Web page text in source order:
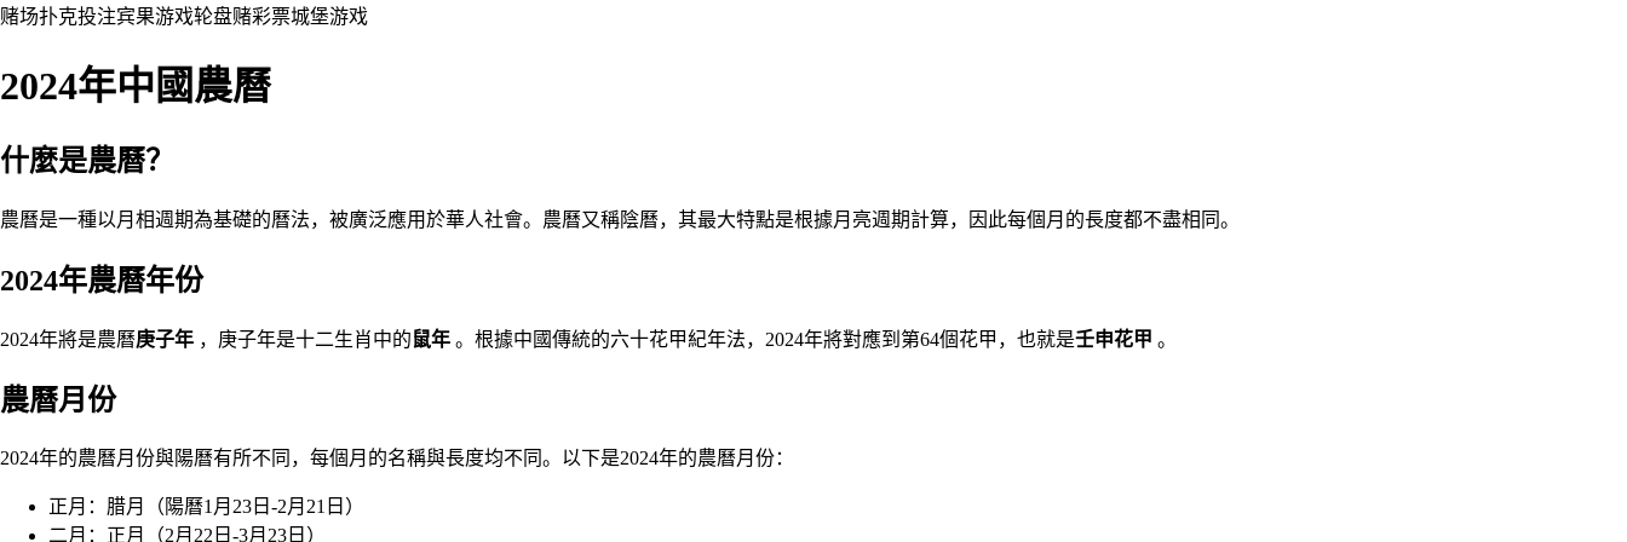
赌场扑克投注宾果游戏轮盘赌彩票城堡游戏
2024年中國農曆
什麼是農曆？
農曆是一種以月相週期為基礎的曆法，被廣泛應用於華人社會。農曆又稱陰曆，其最大特點是根據月亮週期計算，因此每個月的長度都不盡相同。
2024年農曆年份
2024年將是農曆庚子年 ，庚子年是十二生肖中的鼠年 。根據中國傳統的六十花甲紀年法，2024年將對應到第64個花甲，也就是壬申花甲 。
農曆月份
2024年的農曆月份與陽曆有所不同，每個月的名稱與長度均不同。以下是2024年的農曆月份：
正月：腊月（陽曆1月23日-2月21日）
二月：正月（2月22日-3月23日）